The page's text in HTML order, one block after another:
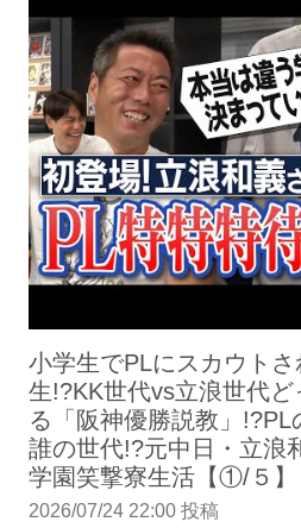
小学生でPLにスカウト
生!?KK世代vs立浪世代
る「阪神優勝説教」!?PL
誰の世代!?元中日・立浪
学園笑撃寮生活【①/５】
2026/07/24 22:00 投稿